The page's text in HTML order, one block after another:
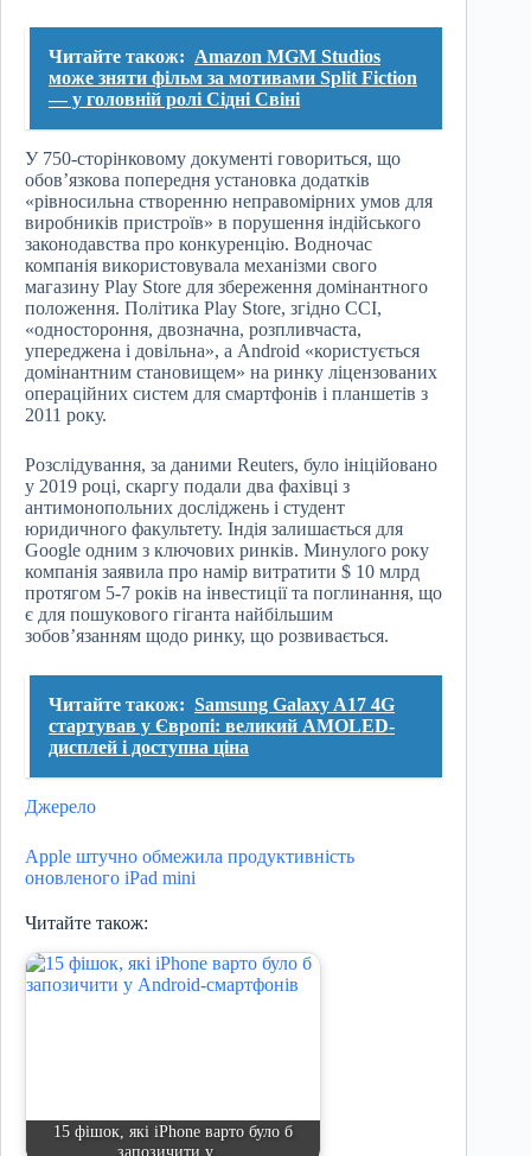
Читайте також: Amazon MGM Studios
може зняти фільм за мотивами Split Fiction
— у головній ролі Сідні Свіні
У 750-сторінковому документі говориться, що
обов’язкова попередня установка додатків
«рівносильна створенню неправомірних умов для
виробників пристроїв» в порушення індійського
законодавства про конкуренцію. Водночас
компанія використовувала механізми свого
магазину Play Store для збереження домінантного
положення. Політика Play Store, згідно CCI,
«одностороння, двозначна, розпливчаста,
упереджена і довільна», а Android «користується
домінантним становищем» на ринку ліцензованих
операційних систем для смартфонів і планшетів з
2011 року.
Розслідування, за даними Reuters, було ініційовано
у 2019 році, скаргу подали два фахівці з
антимонопольних досліджень і студент
юридичного факультету. Індія залишається для
Google одним з ключових ринків. Минулого року
компанія заявила про намір витратити $ 10 млрд
протягом 5-7 років на інвестиції та поглинання, що
є для пошукового гіганта найбільшим
зобов’язанням щодо ринку, що розвивається.
Читайте також: Samsung Galaxy A17 4G
стартував у Європі: великий AMOLED-
дисплей і доступна ціна
Джерело
Apple штучно обмежила продуктивність
оновленого iPad mini
Читайте також:
15 фішок, які iPhone варто було б
запозичити у…